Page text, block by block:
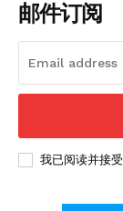
邮件订阅
我已阅读并接受